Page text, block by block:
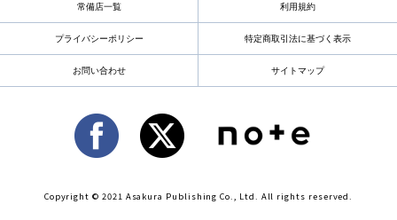
常備店一覧 利用規約
プライバシーポリシー 特定商取引法に基づく表示
お問い合わせ サイトマップ
Copyright © 2021 Asakura Publishing Co., Ltd. All rights reserved.